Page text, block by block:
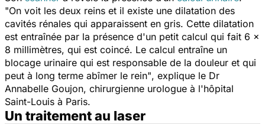
"On voit les deux reins et il existe une dilatation des
cavités rénales qui apparaissent en gris. Cette dilatation
est entraînée par la présence d'un petit calcul qui fait 6 x
8 millimètres, qui est coincé. Le calcul entraîne un
blocage urinaire qui est responsable de la douleur et qui
peut à long terme abîmer le rein", explique le Dr
Annabelle Goujon, chirurgienne urologue à l'hôpital
Saint-Louis à Paris.
Un traitement au laser